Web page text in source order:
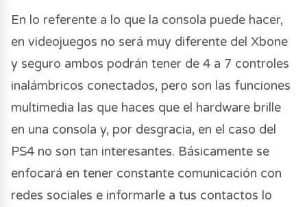
En lo referente a lo que la consola puede hacer,
en videojuegos no será muy diferente del Xbone
y seguro ambos podrán tener de 4 a 7 controles
inalámbricos conectados, pero son las funciones
multimedia las que haces que el hardware brille
en una consola y, por desgracia, en el caso del
PS4 no son tan interesantes. Básicamente se
enfocará en tener constante comunicación con
redes sociales e informarle a tus contactos lo